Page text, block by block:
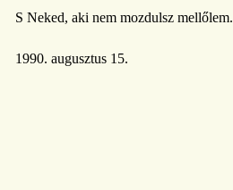
S Neked, aki nem mozdulsz mellőlem.
1990. augusztus 15.